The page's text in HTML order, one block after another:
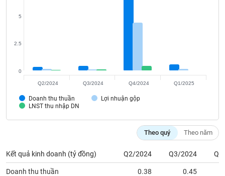
Doanh thu thuần
Lợi nhuận gộp
LNST thu nhập DN
0
2.5
5
Q2/2024 Q3/2024 Q4/2024 Q1/2025
Theo quý Theo năm
Kết quả kinh doanh (tỷ đồng) Q2/2024 Q3/2024
Doanh thu thuần 0.38 0.45
SỨC
TÀI
CHÍNH
THÔNG
TIN